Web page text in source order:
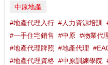
中原地產
#地產代理入行 #人力資源培訓
#一手住宅銷售 #中原 #物業代
#地產代理牌照 #地產代理
#地產代理資格 #中原訓練學院